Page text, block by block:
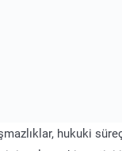
hukuki